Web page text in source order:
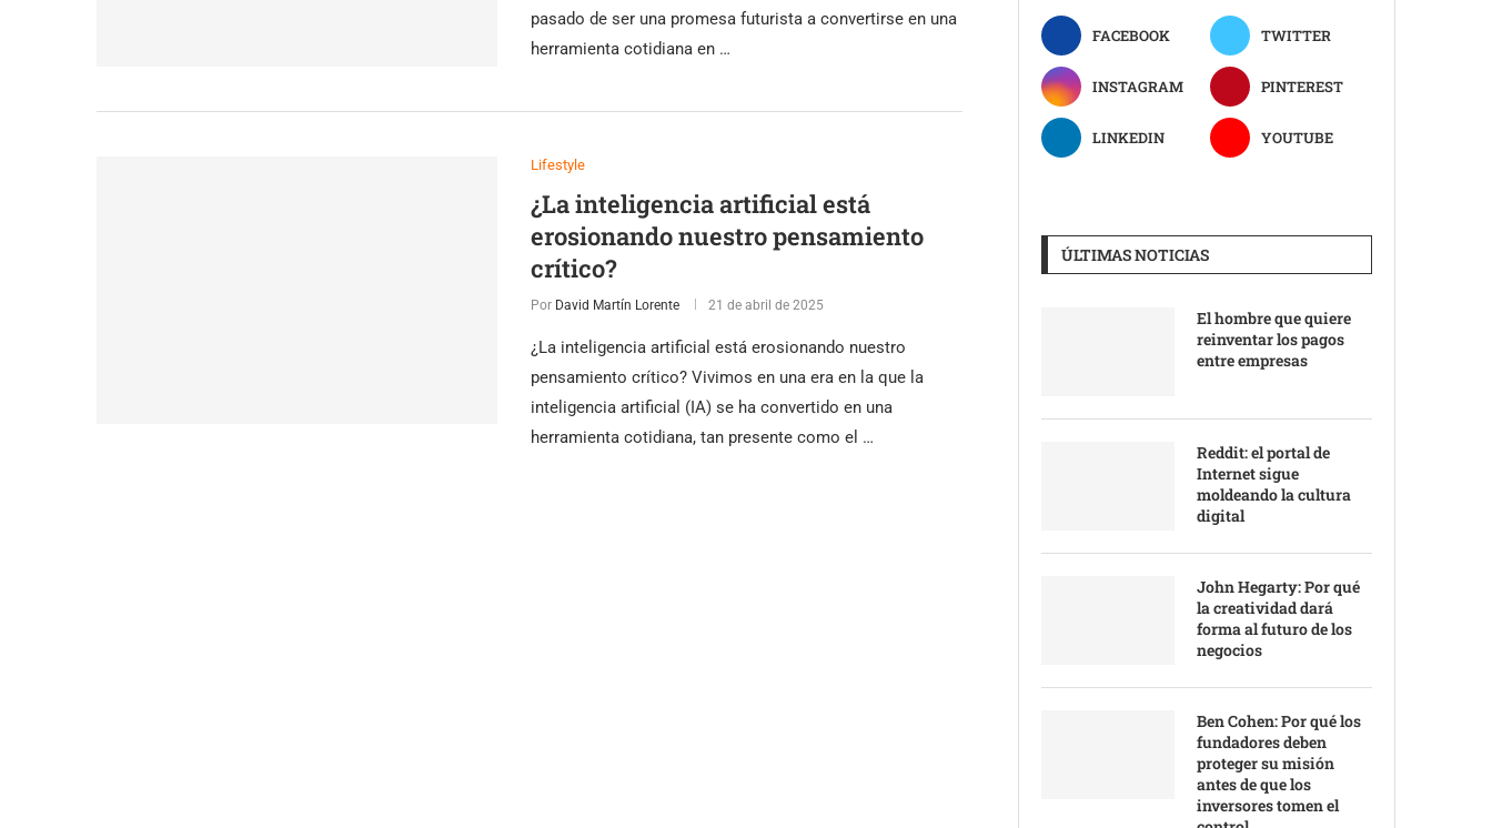
pasado de ser una promesa futurista a convertirse en una
herramienta cotidiana en …
Lifestyle
¿La inteligencia artificial está
erosionando nuestro pensamiento
crítico?
Por David Martín Lorente 21 de abril de 2025
¿La inteligencia artificial está erosionando nuestro
pensamiento crítico? Vivimos en una era en la que la
inteligencia artificial (IA) se ha convertido en una
herramienta cotidiana, tan presente como el …
FACEBOOK TWITTER
INSTAGRAM PINTEREST
LINKEDIN YOUTUBE
ÚLTIMAS NOTICIAS
El hombre que quiere
reinventar los pagos
entre empresas
Reddit: el portal de
Internet sigue
moldeando la cultura
digital
John Hegarty: Por qué
la creatividad dará
forma al futuro de los
negocios
Ben Cohen: Por qué los
fundadores deben
proteger su misión
antes de que los
inversores tomen el